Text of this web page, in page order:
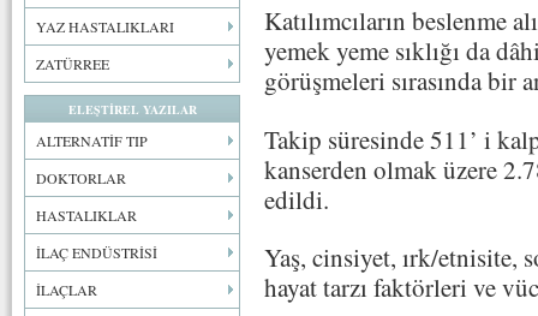
YAZ HASTALIKLARI
ZATÜRREE
ELEŞTİREL YAZILAR
ALTERNATİF TIP
DOKTORLAR
HASTALIKLAR
İLAÇ ENDÜSTRİSİ
İLAÇLAR
Katılımcıların beslenme
yemek yeme sıklığı da
görüşmeleri sırasında bir
Takip süresinde 511’ i
kanserden olmak üzere
edildi.
Yaş, cinsiyet, ırk/etnisite,
hayat tarzı faktörleri ve